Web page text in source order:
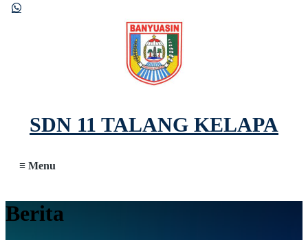
SDN 11 TALANG KELAPA
≡ Menu
Berita